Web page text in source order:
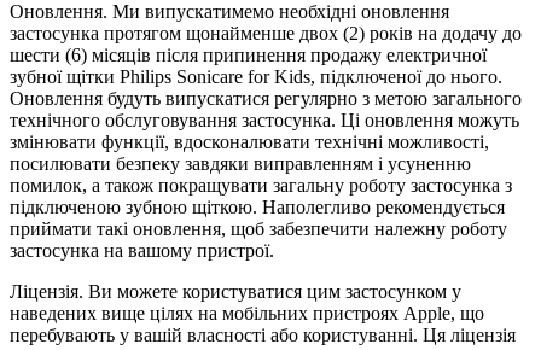
Оновлення. Ми випускатимемо необхідні оновлення
застосунка протягом щонайменше двох (2) років на додачу до
шести (6) місяців після припинення продажу електричної
зубної щітки Philips Sonicare for Kids, підключеної до нього.
Оновлення будуть випускатися регулярно з метою загального
технічного обслуговування застосунка. Ці оновлення можуть
змінювати функції, вдосконалювати технічні можливості,
посилювати безпеку завдяки виправленням і усуненню
помилок, а також покращувати загальну роботу застосунка з
підключеною зубною щіткою. Наполегливо рекомендується
приймати такі оновлення, щоб забезпечити належну роботу
застосунка на вашому пристрої.
Ліцензія. Ви можете користуватися цим застосунком у
наведених вище цілях на мобільних пристроях Apple, що
перебувають у вашій власності або користуванні. Ця ліцензія